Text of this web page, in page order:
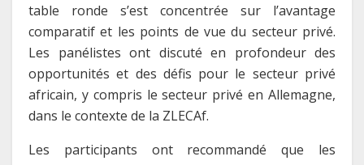
table ronde s’est concentrée sur l’avantage
comparatif et les points de vue du secteur privé.
Les panélistes ont discuté en profondeur des
opportunités et des défis pour le secteur privé
africain, y compris le secteur privé en Allemagne,
dans le contexte de la ZLECAf.
Les participants ont recommandé que les